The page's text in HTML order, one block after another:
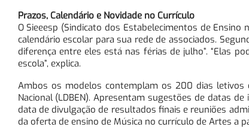
Prazos, Calendário e Novidade no Currículo
O Sieeesp (Sindicato dos Estabelecimentos de
calendário escolar para sua rede de associados.
diferença entre eles está nas férias de julho”. “Elas
escola”, explica.
Ambos os modelos contemplam os 200 dias letivos
Nacional (LDBEN). Apresentam sugestões de datas
data de divulgação de resultados finais e reuniões
da oferta de ensino de Música no currículo de Artes a